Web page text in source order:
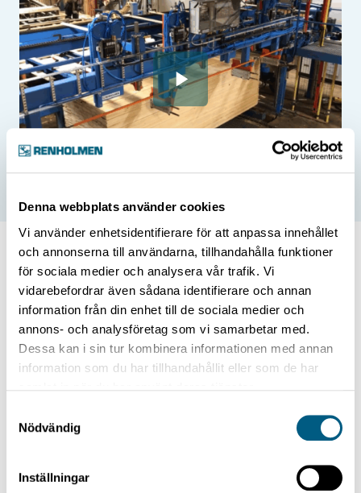
Denna webbplats använder cookies
Vi använder enhetsidentifierare för att anpassa innehållet
och annonserna till användarna, tillhandahålla funktioner
för sociala medier och analysera vår trafik. Vi
vidarebefordrar även sådana identifierare och annan
information från din enhet till de sociala medier och
annons- och analysföretag som vi samarbetar med.
Dessa kan i sin tur kombinera informationen med annan
information som du har tillhandahållit eller som de har
Nödvändig
Inställningar
Technical data
Laying rate
20 pieces/min
Screw gear drive motor